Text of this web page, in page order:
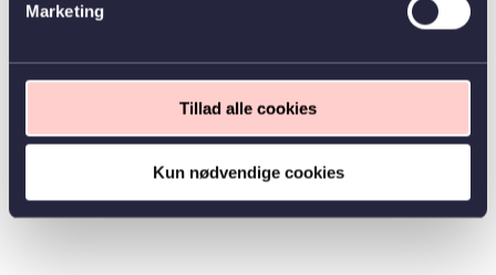
Marketing
Tillad alle cookies
Kun nødvendige cookies